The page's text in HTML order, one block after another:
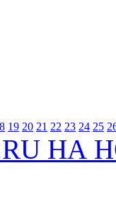
19 20 21 22 23 24 25
НА